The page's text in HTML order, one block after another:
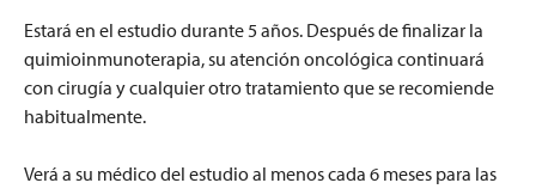
Estará en el estudio durante 5 años. Después de finalizar la
quimioinmunoterapia, su atención oncológica continuará
con cirugía y cualquier otro tratamiento que se recomiende
habitualmente.
Verá a su médico del estudio al menos cada 6 meses para las